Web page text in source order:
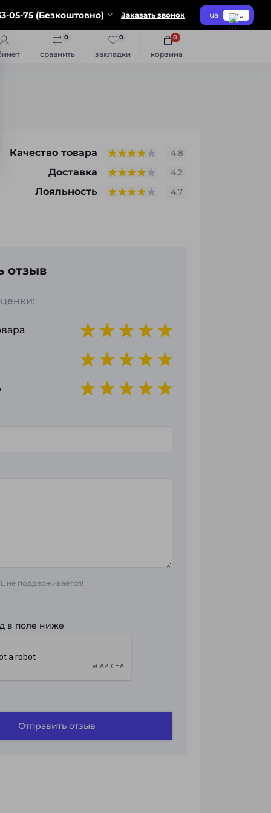
05-75 (Безкоштовно) Заказать звонок ua ru
сравнить
0
закладки
0
корзина
0
Качество товара 4.8
Доставка 4.2
Лояльность 4.7
отзыв
не поддерживается!
в поле ниже
Отправить отзыв